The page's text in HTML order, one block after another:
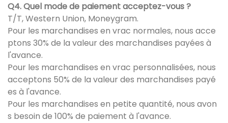
Q4. Quel mode de paiement acceptez-vous ?
T/T, Western Union, Moneygram.
Pour les marchandises en vrac normales, nous acce
ptons 30% de la valeur des marchandises payées à
l'avance.
Pour les marchandises en vrac personnalisées, nous
acceptons 50% de la valeur des marchandises payé
es à l'avance.
Pour les marchandises en petite quantité, nous avon
s besoin de 100% de paiement à l'avance.